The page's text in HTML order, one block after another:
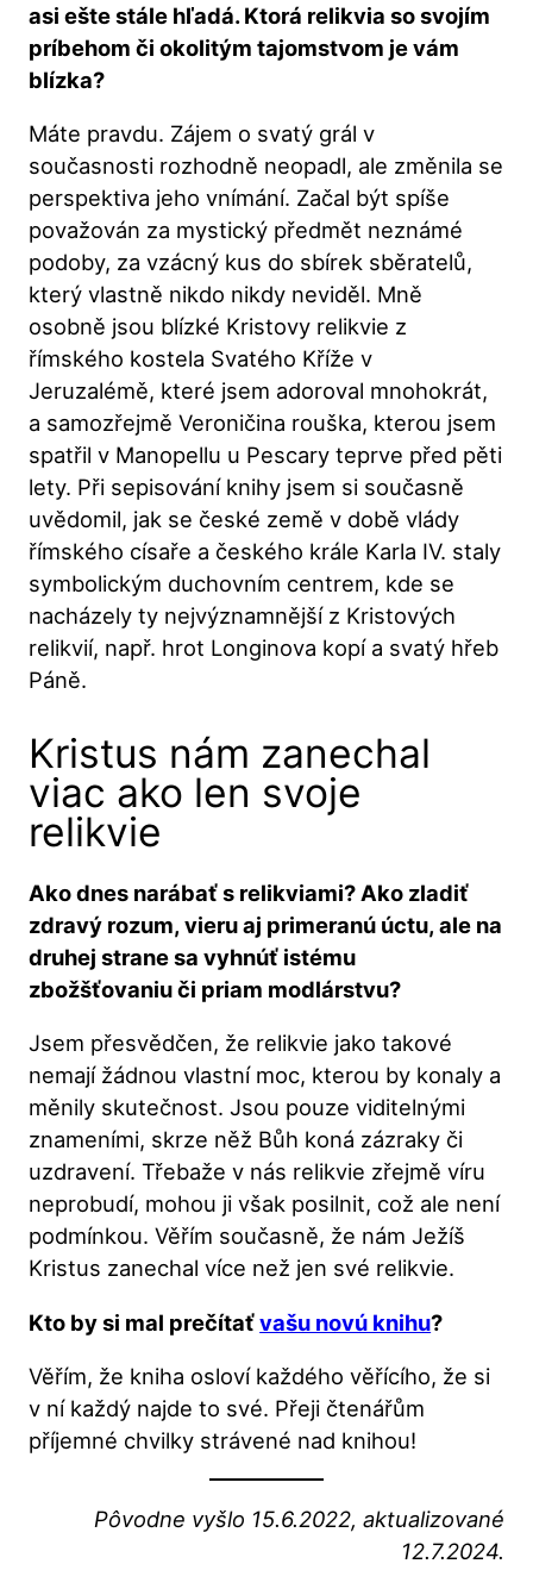
asi ešte stále hľadá. Ktorá relikvia so svojím
príbehom či okolitým tajomstvom je vám
blízka?
Máte pravdu. Zájem o svatý grál v
současnosti rozhodně neopadl, ale změnila se
perspektiva jeho vnímání. Začal být spíše
považován za mystický předmět neznámé
podoby, za vzácný kus do sbírek sběratelů,
který vlastně nikdo nikdy neviděl. Mně
osobně jsou blízké Kristovy relikvie z
římského kostela Svatého Kříže v
Jeruzalémě, které jsem adoroval mnohokrát,
a samozřejmě Veroničina rouška, kterou jsem
spatřil v Manopellu u Pescary teprve před pěti
lety. Při sepisování knihy jsem si současně
uvědomil, jak se české země v době vlády
římského císaře a českého krále Karla IV. staly
symbolickým duchovním centrem, kde se
nacházely ty nejvýznamnější z Kristových
relikvií, např. hrot Longinova kopí a svatý hřeb
Páně.
Kristus nám zanechal
viac ako len svoje
relikvie
Ako dnes narábať s relikviami? Ako zladiť
zdravý rozum, vieru aj primeranú úctu, ale na
druhej strane sa vyhnúť istému
zbožšťovaniu či priam modlárstvu?
Jsem přesvědčen, že relikvie jako takové
nemají žádnou vlastní moc, kterou by konaly a
měnily skutečnost. Jsou pouze viditelnými
znameními, skrze něž Bůh koná zázraky či
uzdravení. Třebaže v nás relikvie zřejmě víru
neprobudí, mohou ji však posilnit, což ale není
podmínkou. Věřím současně, že nám Ježíš
Kristus zanechal více než jen své relikvie.
Kto by si mal prečítaťvašu novú knihu?
Věřím, že kniha osloví každého věřícího, že si
v ní každý najde to své. Přeji čtenářům
příjemné chvilky strávené nad knihou!
Pôvodne vyšlo 15.6.2022, aktualizované
12.7.2024.